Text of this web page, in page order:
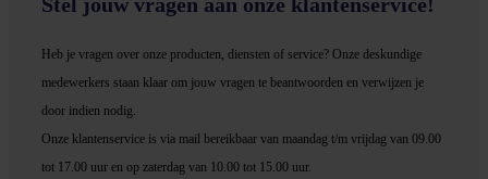
Heb je vragen over onze producten, diensten of service? Onze deskundige
medewerkers staan klaar om jouw vragen te beantwoorden en verwijzen je
door indien nodig.
Onze klantenservice is via mail bereikbaar van maandag t/m vrijdag van 09.00
tot 17.00 uur en op zaterdag van 10.00 tot 15.00 uur.